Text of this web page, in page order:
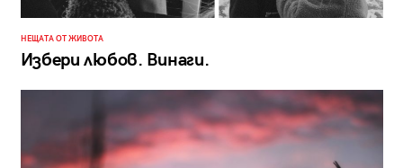
НЕЩАТА ОТ ЖИВОТА
Избери любов. Винаги.